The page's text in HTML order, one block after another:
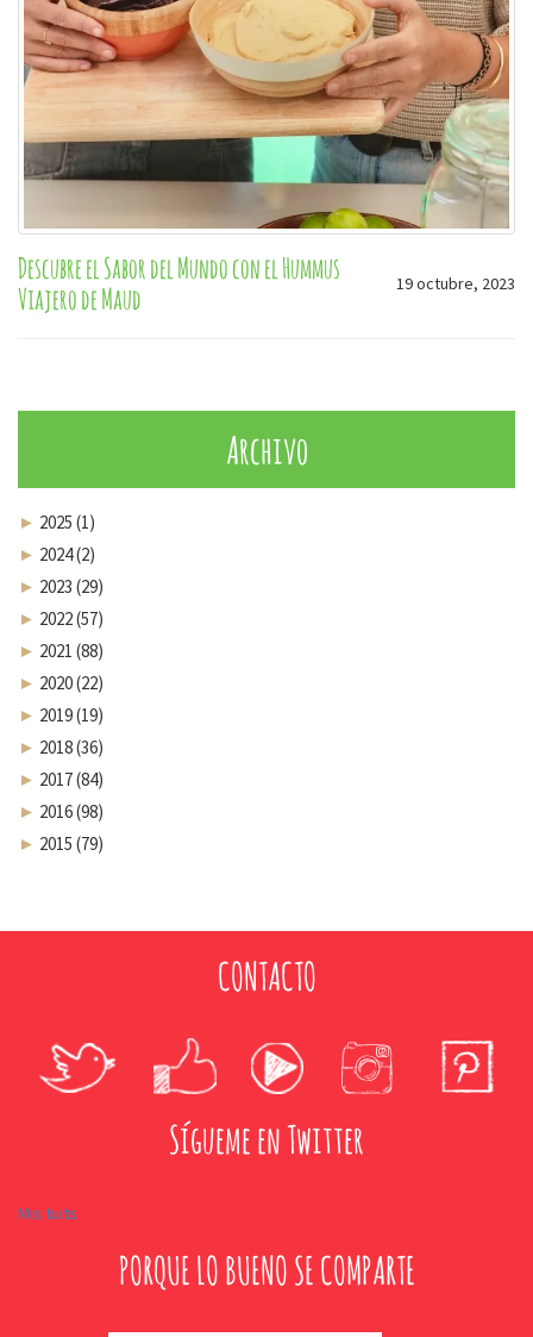
Descubre el Sabor del Mundo con el Hummus
Viajero de Maud
19 octubre, 2023
Archivo
► 2025 (1)
► 2024 (2)
► 2023 (29)
► 2022 (57)
► 2021 (88)
► 2020 (22)
► 2019 (19)
► 2018 (36)
► 2017 (84)
► 2016 (98)
► 2015 (79)
CONTACTO
Sígueme en Twitter
Mis tuits
PORQUE LO BUENO SE COMPARTE